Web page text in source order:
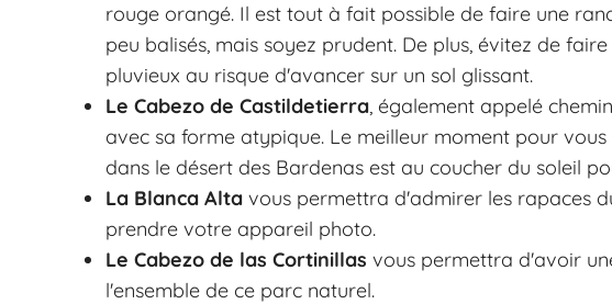
rouge orangé. Il est tout à fait possible de faire une
peu balisés, mais soyez prudent. De plus, évitez de
pluvieux au risque d'avancer sur un sol glissant.
Le Cabezo de Castildetierra, également appelé
avec sa forme atypique. Le meilleur moment pour
dans le désert des Bardenas est au coucher du soleil
La Blanca Alta vous permettra d'admirer les rapaces
prendre votre appareil photo.
Le Cabezo de las Cortinillas vous permettra d'avoir
l'ensemble de ce parc naturel.